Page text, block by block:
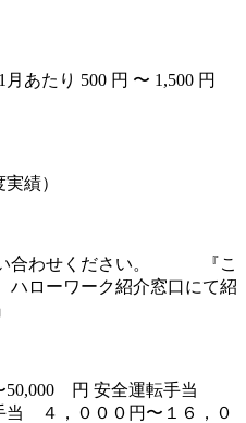
あたり 500 円 〜 1,500 円
績）
い合わせください。 『こ
ハローワーク紹介窓口にて紹
円 安全運転手当
４，０００円〜１６，０